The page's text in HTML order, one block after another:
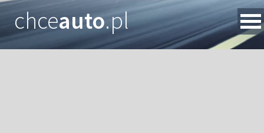
chceauto.pl